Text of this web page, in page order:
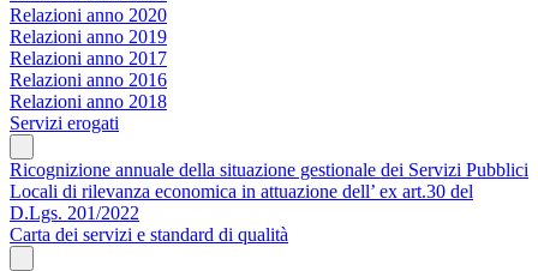
Relazioni anno 2020
Relazioni anno 2019
Relazioni anno 2017
Relazioni anno 2016
Relazioni anno 2018
Servizi erogati
Ricognizione annuale della situazione gestionale dei Servizi Pubblici
Locali di rilevanza economica in attuazione dell’ ex art.30 del
D.Lgs. 201/2022
Carta dei servizi e standard di qualità